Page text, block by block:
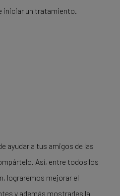
iniciar un tratamiento.
ayudar a tus amigos de las
Así, entre todos los
lograremos mejorar el
y además mostrarles la